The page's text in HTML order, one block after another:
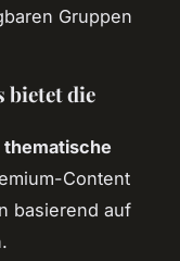
Gruppen
bietet die
thematische
Content
basierend auf